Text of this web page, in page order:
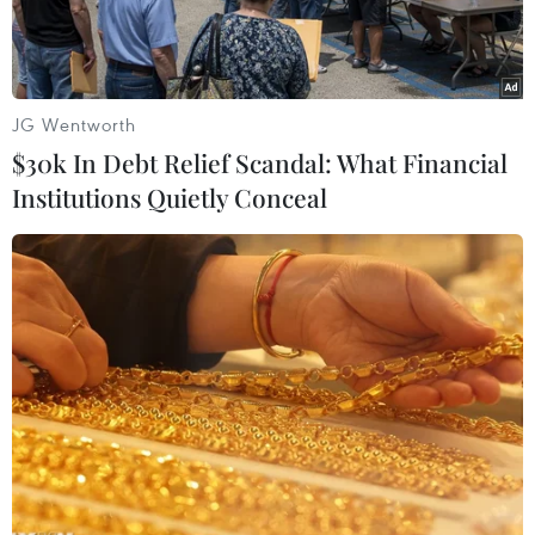
Chủ tịch nước Nguyễn Xuân Phúc tiếp ông Albert, đồng sáng
lập Công ty Traveloka đến chào xã giao. (Ảnh: Thống
Nhất/TTXVN)
Theo Đặc phái viên TTXVN, sáng 23/12, trong
JG Wentworth
$30k In Debt Relief Scandal: What Financial
Institutions Quietly Conceal